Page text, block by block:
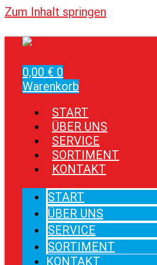
Zum Inhalt springen
0,00 € 0
Warenkorb
START
ÜBER UNS
SERVICE
SORTIMENT
KONTAKT
START
ÜBER UNS
SERVICE
SORTIMENT
KONTAKT